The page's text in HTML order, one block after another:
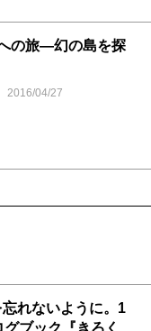
の旅―幻の島を探
2016/04/27
れないように。1